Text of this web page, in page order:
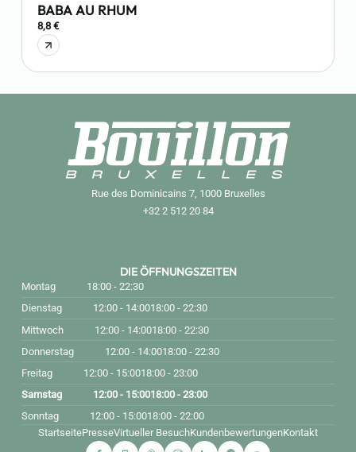
BABA AU RHUM
8,8 €
Rue des Dominicains 7, 1000 Bruxelles
+32 2 512 20 84
DIE ÖFFNUNGSZEITEN
Montag
18:00 - 22:30
Dienstag
12:00 - 14:0018:00 - 22:30
Mittwoch
12:00 - 14:0018:00 - 22:30
Donnerstag
12:00 - 14:0018:00 - 22:30
Freitag
12:00 - 15:0018:00 - 23:00
Samstag
12:00 - 15:0018:00 - 23:00
Sonntag
12:00 - 15:0018:00 - 22:00
StartseitePresseVirtueller BesuchKundenbewertungenKontakt